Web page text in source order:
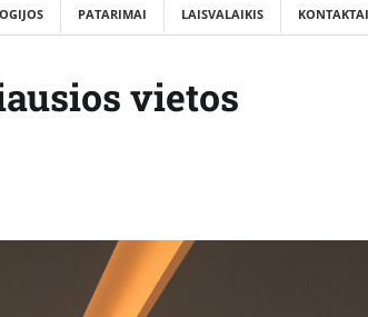
PATARIMAI LAISVALAIKIS KONTAKTAI
vietos